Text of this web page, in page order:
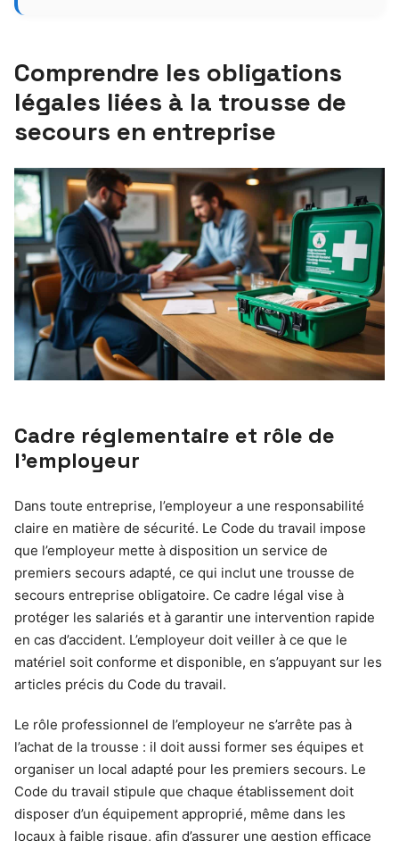
Comprendre les obligations
légales liées à la trousse de
secours en entreprise
Cadre réglementaire et rôle de
l’employeur
Dans toute entreprise, l’employeur a une responsabilité
claire en matière de sécurité. Le Code du travail impose
que l’employeur mette à disposition un service de
premiers secours adapté, ce qui inclut une trousse de
secours entreprise obligatoire. Ce cadre légal vise à
protéger les salariés et à garantir une intervention rapide
en cas d’accident. L’employeur doit veiller à ce que le
matériel soit conforme et disponible, en s’appuyant sur les
articles précis du Code du travail.
Le rôle professionnel de l’employeur ne s’arrête pas à
l’achat de la trousse : il doit aussi former ses équipes et
organiser un local adapté pour les premiers secours. Le
Code du travail stipule que chaque établissement doit
disposer d’un équipement approprié, même dans les
locaux à faible risque, afin d’assurer une gestion efficace